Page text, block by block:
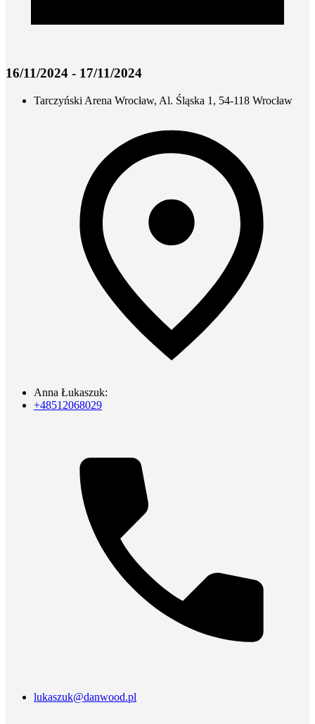
16/11/2024 - 17/11/2024
Tarczyński Arena Wrocław, Al. Śląska 1, 54-118 Wrocław
Anna Łukaszuk:
+48512068029
lukaszuk@danwood.pl